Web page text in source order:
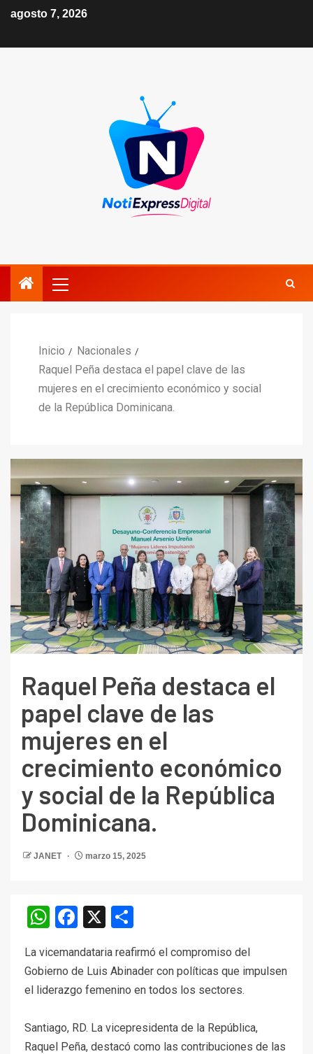
agosto 7, 2026
Inicio
Nacionales
Raquel Peña destaca el papel clave de las
mujeres en el crecimiento económico y social
de la República Dominicana.
Raquel Peña destaca el
papel clave de las
mujeres en el
crecimiento económico
y social de la República
Dominicana.
JANET marzo 15, 2025
WhatsApp
Facebook
X
La vicemandataria reafirmó el compromiso del
Gobierno de Luis Abinader con políticas que impulsen
el liderazgo femenino en todos los sectores.
Santiago, RD. La vicepresidenta de la República,
Raquel Peña, destacó como las contribuciones de las